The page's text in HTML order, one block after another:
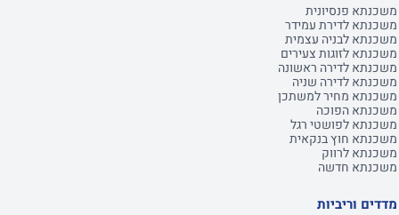
משכנתא פנסיונית
משכנתא לדירת עמידר
משכנתא לבניה עצמית
משכנתא לזוגות צעירים
משכנתא לדירה ראשונה
משכנתא לדירה שניה
משכנתא מחיר למשתכן
משכנתא הפוכה
משכנתא לפושטי רגל
משכנתא חוץ בנקאית
משכנתא לרווק
משכנתא חדשה
מדדים וריביות